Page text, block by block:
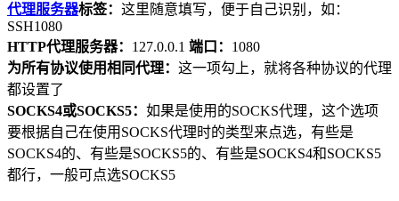
代理服务器标签： 这里随意填写，便于自己识别，如：
SSH1080
HTTP代理服务器： 127.0.0.1 端口： 1080
为所有协议使用相同代理： 这一项勾上，就将各种协议的代理
都设置了
SOCKS4或SOCKS5： 如果是使用的SOCKS代理，这个选项
要根据自己在使用SOCKS代理时的类型来点选，有些是
SOCKS4的、有些是SOCKS5的、有些是SOCKS4和SOCKS5
都行，一般可点选SOCKS5